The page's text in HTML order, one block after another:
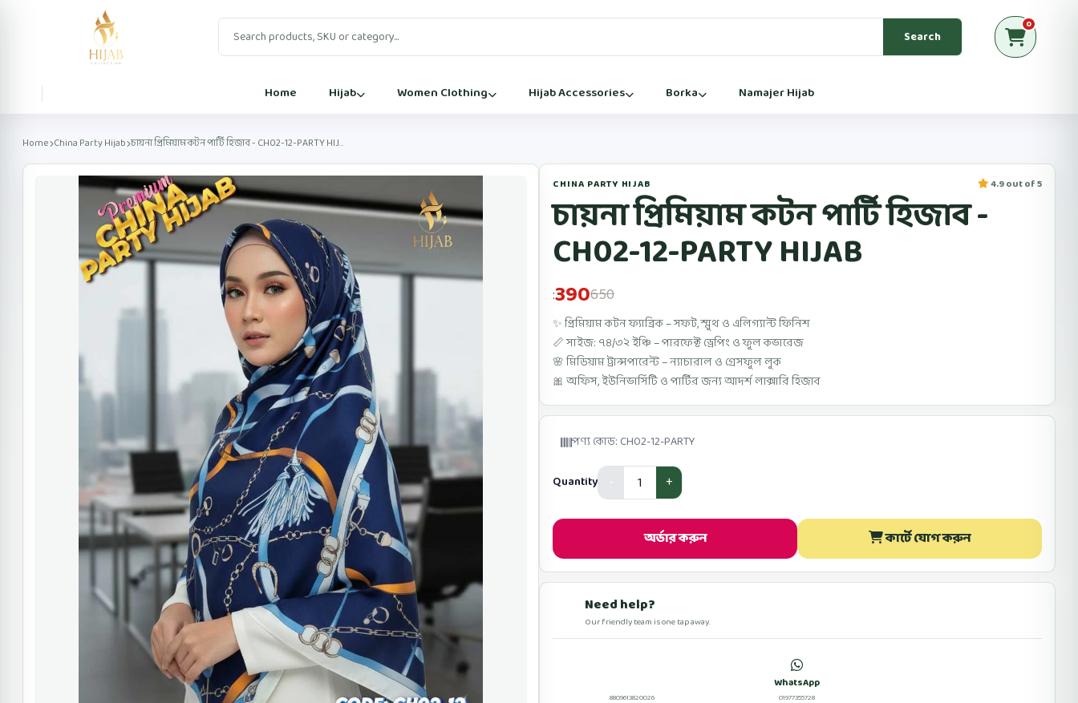
Search
0
Home Hijab Women Clothing Hijab Accessories Borka Namajer Hijab
Home China Party Hijab চায়না প্রিমিয়াম কটন পার্টি হিজাব - CH02-12-PARTY HIJ...
CHINA PARTY HIJAB 4.9 out of 5
চায়না প্রিমিয়াম কটন পার্টি হিজাব -
CH02-12-PARTY HIJAB
:390650
✨ প্রিমিয়াম কটন ফ্যাব্রিক – সফট, স্মুথ ও এলিগ্যান্ট ফিনিশ
📏 সাইজ: ৭৪/৩২ ইঞ্চি – পারফেক্ট ড্রেপিং ও ফুল কভারেজ
🌸 মিডিয়াম ট্রান্সপারেন্ট – ন্যাচারাল ও গ্রেসফুল লুক
🎀 অফিস, ইউনিভার্সিটি ও পার্টির জন্য আদর্শ লাক্সারি হিজাব
পণ্য কোড: CH02-12-PARTY
Quantity
অর্ডার করুন কার্টে যোগ করুন
Need help?
Our friendly team is one tap away.
8809613820026
WhatsApp
01977355728